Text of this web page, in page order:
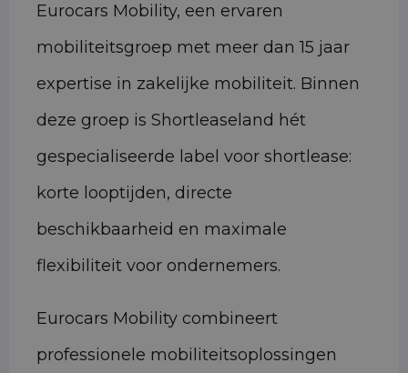
Eurocars Mobility, een ervaren
mobiliteitsgroep met meer dan 15 jaar
expertise in zakelijke mobiliteit. Binnen
deze groep is Shortleaseland hét
gespecialiseerde label voor shortlease:
korte looptijden, directe
beschikbaarheid en maximale
flexibiliteit voor ondernemers.
Eurocars Mobility combineert
professionele mobiliteitsoplossingen